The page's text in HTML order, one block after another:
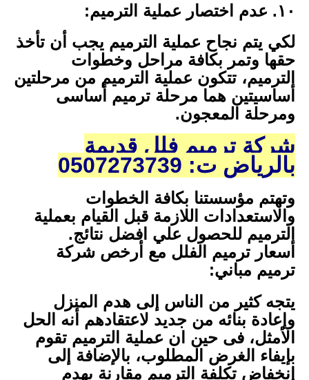
١٠. عدم اختصار عملية الترميم:
لكي يتم نجاح عملية الترميم يجب أن تأخذ
حقها وتمر بكافة مراحل وخطوات
الترميم، تتكون عملية الترميم من مرحلتين
أساسيتين هما مرحلة ترميم أساسى
ومرحلة المعجون.
شركة ترميم فلل قديمة
بالرياض ت: 0507273739
وتهتم مؤسستنا بكافة الخطوات
والاستعدادات اللازمة قبل القيام بعملية
الترميم للحصول علي افضل نتائج.
أسعار ترميم الفلل مع أرخص شركة
ترميم مباني:
يتجه كثير من الناس إلى هدم المنزل
وإعادة بنائه من جديد لاعتقادهم أنه الحل
الأمثل، فى حين ان عملية الترميم تقوم
بإيفاء الغرض المطلوب، بالإضافة إلى
إنخفاض تكلفة الترميم مقارنة بهدم